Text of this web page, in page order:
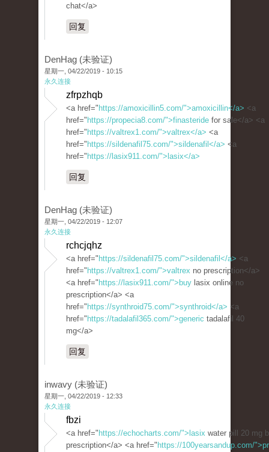
chat</a>
回复
DenHag (未验证)
星期一, 04/22/2019 - 10:15
永久连接
zfrpzhqb
<a href=" https://amoxicillin5.com/">amoxicillin</a> <a
href=" https://propecia8.com/">finasteride for sale</a> <a
href=" https://valtrex1.com/">valtrex</a> <a
href=" https://sildenafil75.com/">sildenafil</a> <a
href=" https://lasix911.com/">lasix</a>
回复
DenHag (未验证)
星期一, 04/22/2019 - 12:07
永久连接
rchcjqhz
<a href=" https://sildenafil75.com/">sildenafil</a> <a
href=" https://valtrex1.com/">valtrex no prescription</a>
<a href=" https://lasix911.com/">buy lasix online no
prescription</a> <a
href=" https://synthroid75.com/">synthroid</a> <a
href=" https://tadalafil365.com/">generic tadalafil 40
mg</a>
回复
inwavy (未验证)
星期一, 04/22/2019 - 12:33
永久连接
fbzi
<a href=" https://echocharts.com/">lasix water pill 20 mg
prescription</a> <a href=" https://100yearsandup.com/